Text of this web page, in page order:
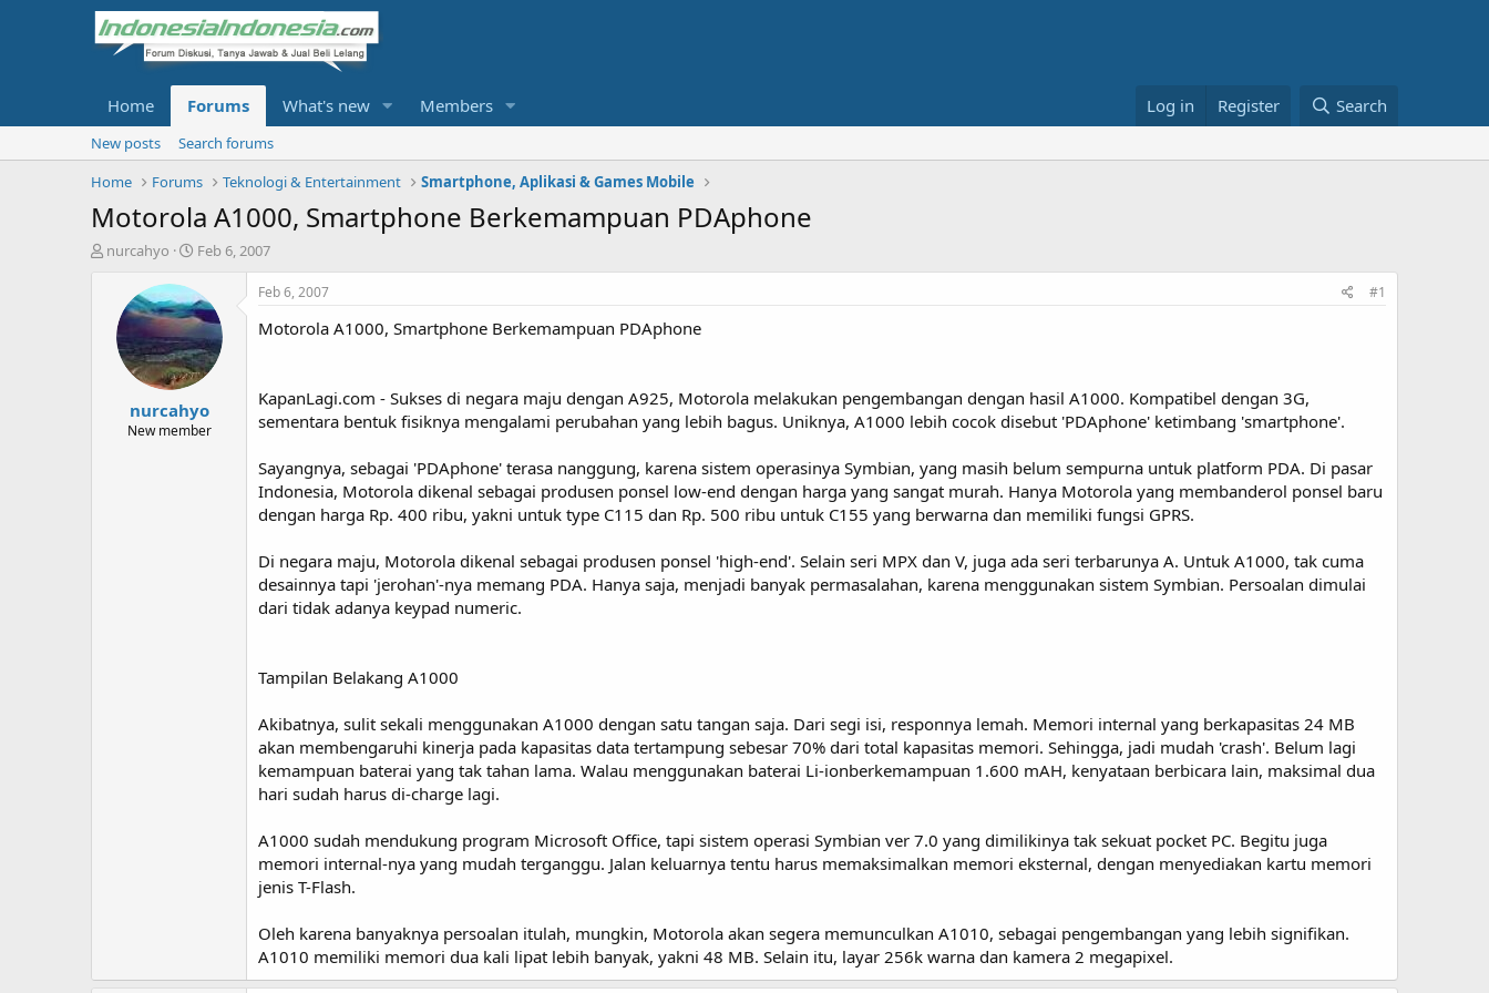
Home Forums What's new Members Log in Register Search
New posts
Search forums
Home
Forums Teknologi & Entertainment Smartphone, Aplikasi & Games Mobile
Motorola A1000, Smartphone Berkemampuan PDAphone
T
nurcahyo
S
a
r
t
d
a
t
e
Feb 6, 2007
nurcahyo
New member
Feb 6, 2007 #1
Motorola A1000, Smartphone Berkemampuan PDAphone
KapanLagi.com - Sukses di negara maju dengan A925, Motorola melakukan pengembangan dengan hasil A1000. Kompatibel dengan 3G,
sementara bentuk fisiknya mengalami perubahan yang lebih bagus. Uniknya, A1000 lebih cocok disebut 'PDAphone' ketimbang 'smartphone'.
Sayangnya, sebagai 'PDAphone' terasa nanggung, karena sistem operasinya Symbian, yang masih belum sempurna untuk platform PDA. Di pasar
Indonesia, Motorola dikenal sebagai produsen ponsel low-end dengan harga yang sangat murah. Hanya Motorola yang membanderol ponsel baru
dengan harga Rp. 400 ribu, yakni untuk type C115 dan Rp. 500 ribu untuk C155 yang berwarna dan memiliki fungsi GPRS.
Di negara maju, Motorola dikenal sebagai produsen ponsel 'high-end'. Selain seri MPX dan V, juga ada seri terbarunya A. Untuk A1000, tak cuma
desainnya tapi 'jerohan'-nya memang PDA. Hanya saja, menjadi banyak permasalahan, karena menggunakan sistem Symbian. Persoalan dimulai
dari tidak adanya keypad numeric.
Tampilan Belakang A1000
Akibatnya, sulit sekali menggunakan A1000 dengan satu tangan saja. Dari segi isi, responnya lemah. Memori internal yang berkapasitas 24 MB
akan membengaruhi kinerja pada kapasitas data tertampung sebesar 70% dari total kapasitas memori. Sehingga, jadi mudah 'crash'. Belum lagi
kemampuan baterai yang tak tahan lama. Walau menggunakan baterai Li-ionberkemampuan 1.600 mAH, kenyataan berbicara lain, maksimal dua
hari sudah harus di-charge lagi.
A1000 sudah mendukung program Microsoft Office, tapi sistem operasi Symbian ver 7.0 yang dimilikinya tak sekuat pocket PC. Begitu juga
memori internal-nya yang mudah terganggu. Jalan keluarnya tentu harus memaksimalkan memori eksternal, dengan menyediakan kartu memori
jenis T-Flash.
Oleh karena banyaknya persoalan itulah, mungkin, Motorola akan segera memunculkan A1010, sebagai pengembangan yang lebih signifikan.
A1010 memiliki memori dua kali lipat lebih banyak, yakni 48 MB. Selain itu, layar 256k warna dan kamera 2 megapixel.